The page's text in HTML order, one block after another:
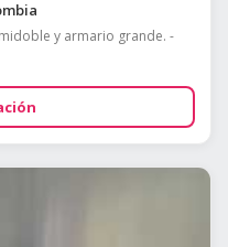
y armario grande. -